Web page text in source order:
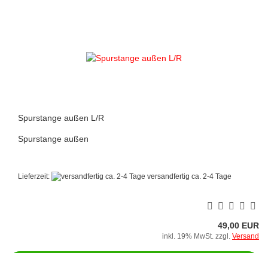
Spurstange außen L/R
Spurstange außen
Lieferzeit: versandfertig ca. 2-4 Tage
49,00 EUR
inkl. 19% MwSt. zzgl. Versand